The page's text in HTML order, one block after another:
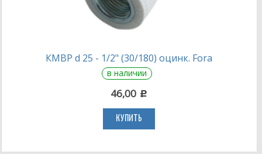
КМВР d 25 - 1/2" (30/180) оцинк. Fora
в наличии
46,00 c
КУПИТЬ